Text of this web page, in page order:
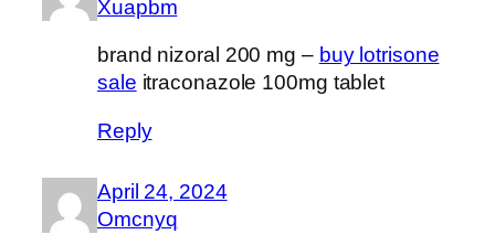
Xuapbm
brand nizoral 200 mg – buy lotrisone
sale itraconazole 100mg tablet
Reply
April 24, 2024
Omcnyq